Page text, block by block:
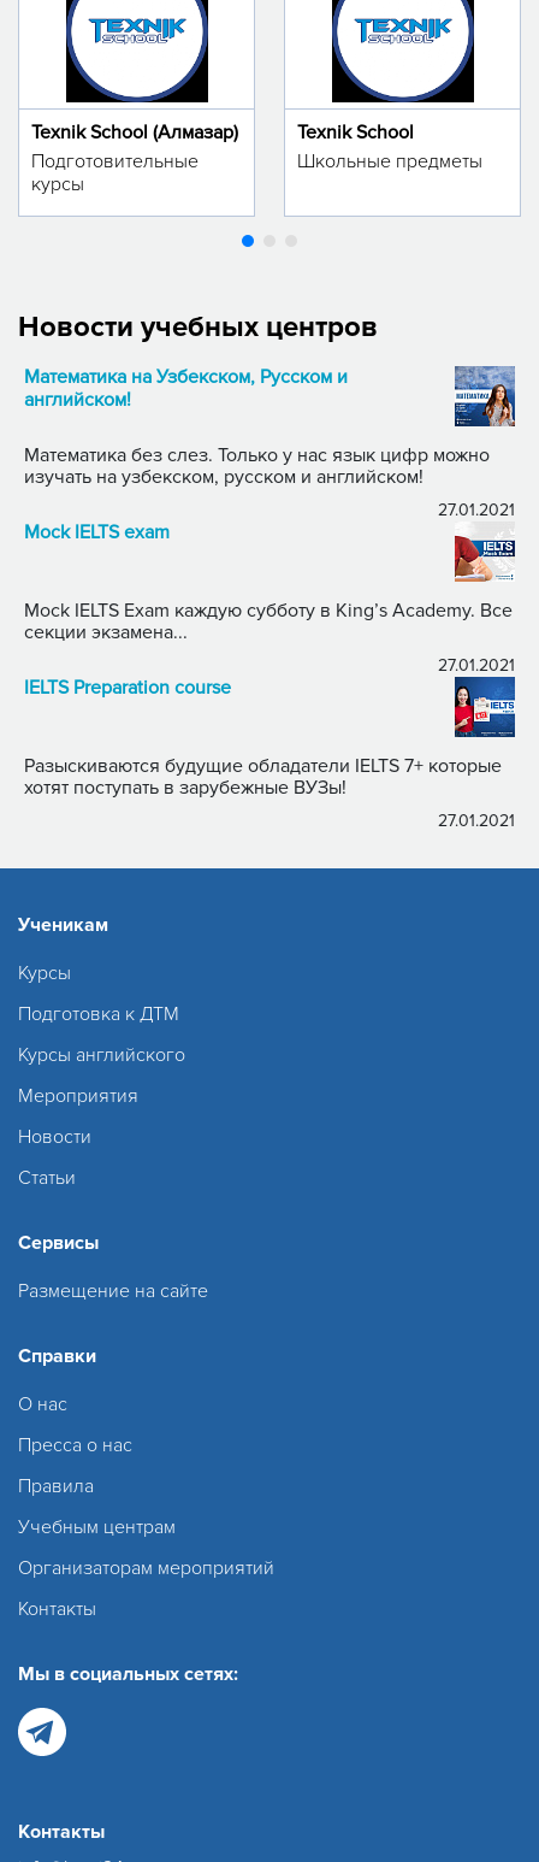
Texnik School (Алмазар)
Подготовительные
курсы
Texnik School
Школьные предметы
Новости учебных центров
Математика на Узбекском, Русском и
английском!
Математика без слез. Только у нас язык цифр можно
изучать на узбекском, русском и английском!
27.01.2021
Mock IELTS exam
Mock IELTS Exam каждую субботу в King’s Academy. Все
секции экзамена...
27.01.2021
IELTS Preparation course
Разыскиваются будущие обладатели IELTS 7+ которые
хотят поступать в зарубежные ВУЗы!
27.01.2021
Ученикам
Курсы
Подготовка к ДТМ
Курсы английского
Мероприятия
Новости
Статьи
Сервисы
Размещение на сайте
Справки
О нас
Пресса о нас
Правила
Учебным центрам
Организаторам мероприятий
Контакты
Мы в социальных сетях:
Контакты